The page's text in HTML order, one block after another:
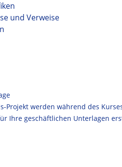
und Verweise
Projekt werden während des
Ihre geschäftlichen Unterlagen